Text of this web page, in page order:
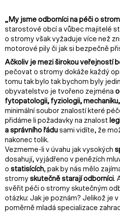
„My jsme odborníci na péči o
starostové obcí a vůbec majitelé
o stromy však vyžaduje více než
motorové pily či jak si bezpečně
Ačkoliv je mezi širokou veřejností
pečovat o stromy dokáže každý
tomu tak bylo tak bychom byly
obyvatelstvo je tvořeno zejména
fytopatologii, fyziologii,
minimální soubor znalostí které
přidáme li požadavky na znalost
a správního řádu sami vidíte, že
nakonec tolik.
Vezmeme-li v úvahu jak vysokých
dosahují, vyjádřeno v penězích
o statisících, pak by nás mělo
stromy skutečně starají odborníci.
svěřit péči o stromy skutečným
otázku: Jak je poznám? Jelikož je
poměrně mladá specializace